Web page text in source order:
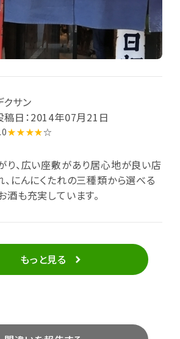
クサン
稿日：2014年07月21日
★★★★☆
り、広い座敷があり居心地が良い店
、にんにくたれの三種類から選べる
酒も充実しています。
もっと見る